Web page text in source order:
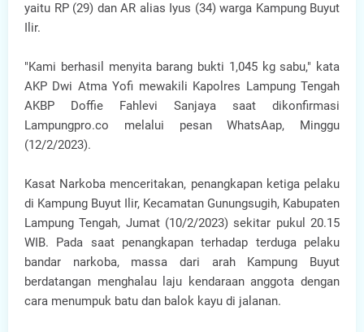
yaitu RP (29) dan AR alias Iyus (34) warga Kampung Buyut
Ilir.
"Kami berhasil menyita barang bukti 1,045 kg sabu," kata
AKP Dwi Atma Yofi mewakili Kapolres Lampung Tengah
AKBP Doffie Fahlevi Sanjaya saat dikonfirmasi
Lampungpro.co melalui pesan WhatsAap, Minggu
(12/2/2023).
Kasat Narkoba menceritakan, penangkapan ketiga pelaku
di Kampung Buyut Ilir, Kecamatan Gunungsugih, Kabupaten
Lampung Tengah, Jumat (10/2/2023) sekitar pukul 20.15
WIB. Pada saat penangkapan terhadap terduga pelaku
bandar narkoba, massa dari arah Kampung Buyut
berdatangan menghalau laju kendaraan anggota dengan
cara menumpuk batu dan balok kayu di jalanan.